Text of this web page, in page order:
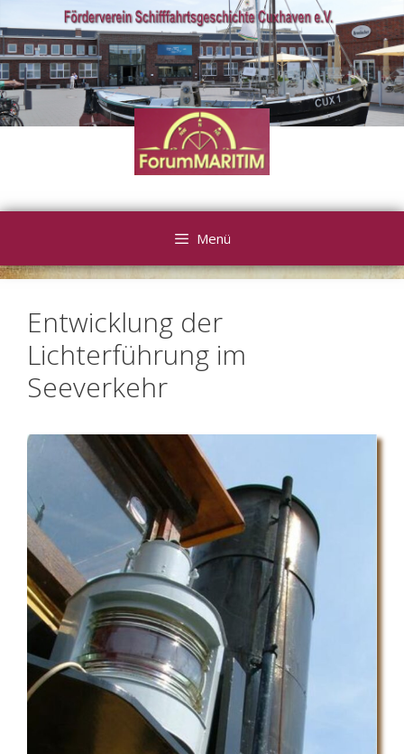
Inhalt
springen
Menü
Entwicklung der
Lichterführung im
Seeverkehr